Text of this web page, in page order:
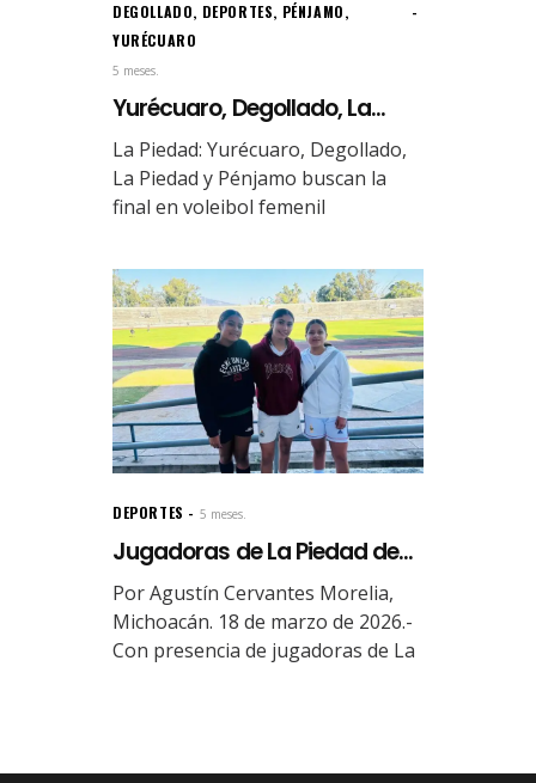
DEGOLLADO, DEPORTES, PÉNJAMO,
YURÉCUARO
5 meses.
Yurécuaro, Degollado, La...
La Piedad: Yurécuaro, Degollado,
La Piedad y Pénjamo buscan la
final en voleibol femenil
DEPORTES 5 meses.
Jugadoras de La Piedad de...
Por Agustín Cervantes Morelia,
Michoacán. 18 de marzo de 2026.-
Con presencia de jugadoras de La